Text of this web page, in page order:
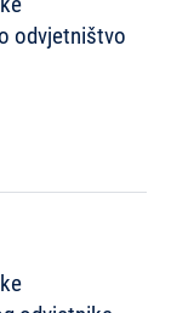
odvjetništvo